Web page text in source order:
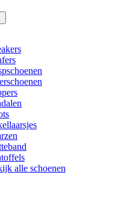
alle schoenen